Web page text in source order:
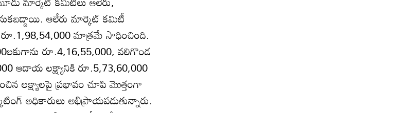
ఆలేరు మార్కెట్‌ కమిటీ
మాత్రమే సాధించింది.
రూ.4,16,55,000, వలిగొండ
ఆదాయ లక్ష్యానికి రూ.5,73,60,000
లక్ష్యాలపై ప్రభావం చూపి మొత్తంగా
అధికారులు అభిప్రాయపడుతున్నారు.